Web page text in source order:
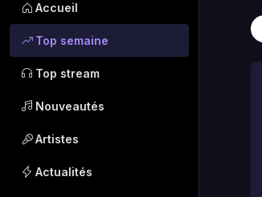
Accueil
Top semaine
Top stream
Nouveautés
Artistes
Actualités